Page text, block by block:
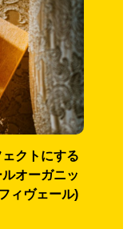
クトにする
オーガニッ
ィヴェール)